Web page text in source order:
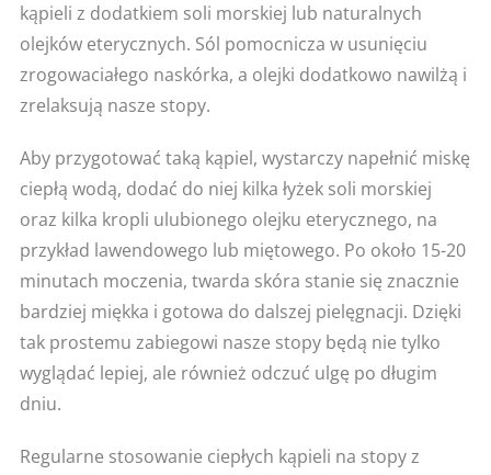
kąpieli z dodatkiem soli morskiej lub naturalnych
olejków eterycznych. Sól pomocnicza w usunięciu
zrogowaciałego naskórka, a olejki dodatkowo nawilżą i
zrelaksują nasze stopy.
Aby przygotować taką kąpiel, wystarczy napełnić miskę
ciepłą wodą, dodać do niej kilka łyżek soli morskiej
oraz kilka kropli ulubionego olejku eterycznego, na
przykład lawendowego lub miętowego. Po około 15-20
minutach moczenia, twarda skóra stanie się znacznie
bardziej miękka i gotowa do dalszej pielęgnacji. Dzięki
tak prostemu zabiegowi nasze stopy będą nie tylko
wyglądać lepiej, ale również odczuć ulgę po długim
dniu.
Regularne stosowanie ciepłych kąpieli na stopy z